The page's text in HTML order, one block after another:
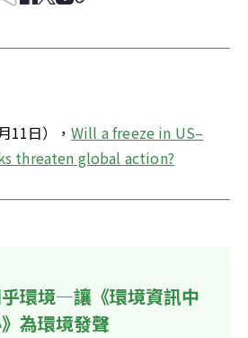
11日）， Will a freeze in US–
threaten global action?
環境—讓《環境資訊中
為環境發聲